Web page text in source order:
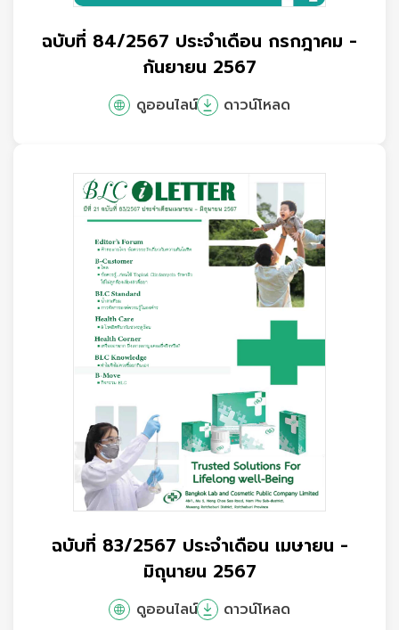
ฉบับที่ 84/2567 ประจำเดือน กรกฎาคม -
กันยายน 2567
ดูออนไลน์ ดาวน์โหลด
ฉบับที่ 83/2567 ประจำเดือน เมษายน -
มิถุนายน 2567
ดูออนไลน์ ดาวน์โหลด